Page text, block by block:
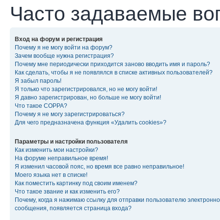
Часто задаваемые
Вход на форум и регистрация
Почему я не могу войти на форум?
Зачем вообще нужна регистрация?
Почему мне периодически приходится заново вводить имя и пароль?
Как сделать, чтобы я не появлялся в списке активных пользователей?
Я забыл пароль!
Я только что зарегистрировался, но не могу войти!
Я давно зарегистрирован, но больше не могу войти!
Что такое COPPA?
Почему я не могу зарегистрироваться?
Для чего предназначена функция «Удалить cookies»?
Параметры и настройки пользователя
Как изменить мои настройки?
На форуме неправильное время!
Я изменил часовой пояс, но время все равно неправильное!
Моего языка нет в списке!
Как поместить картинку под своим именем?
Что такое звание и как изменить его?
Почему, когда я нажимаю ссылку для отправки пользователю
сообщения, появляется страница входа?